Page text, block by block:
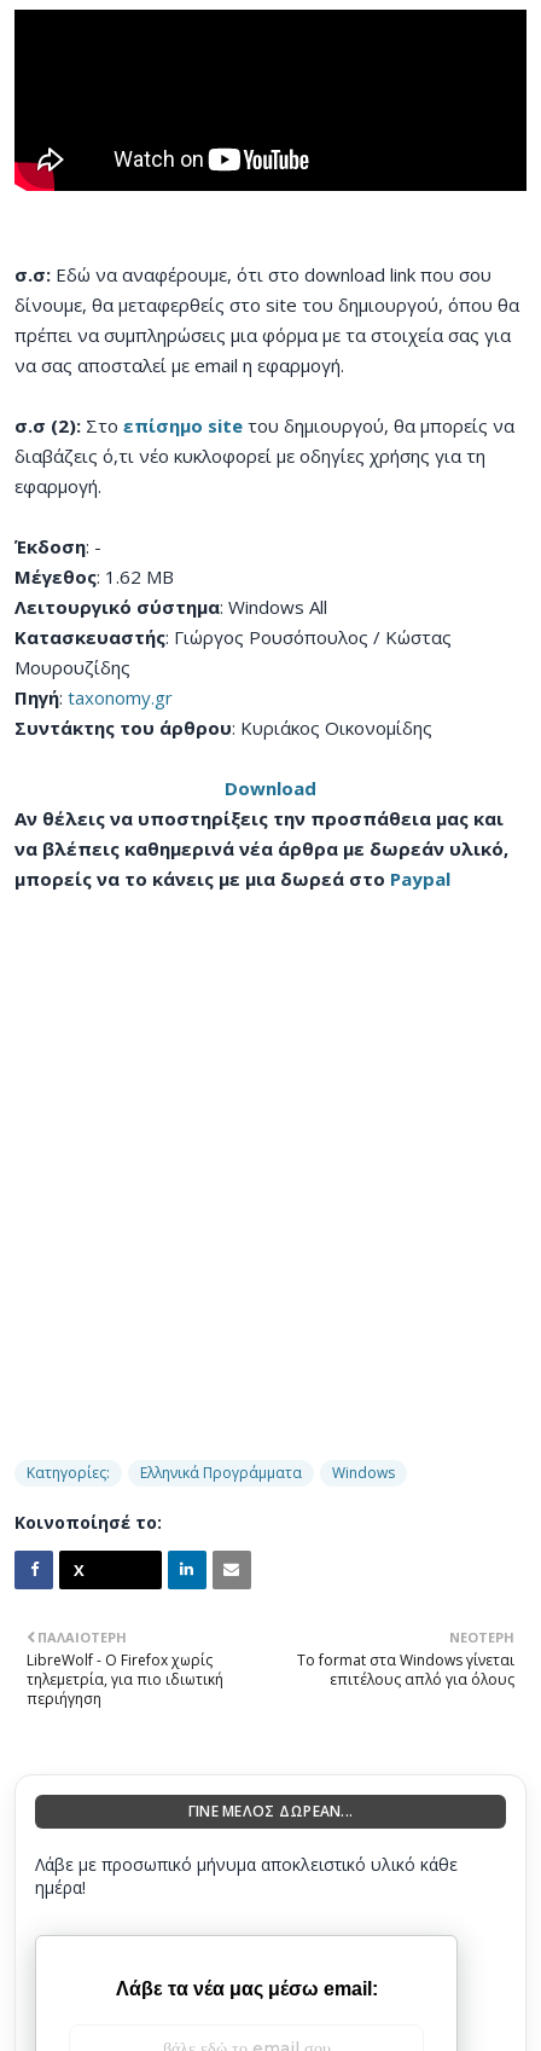
σ.σ: Εδώ να αναφέρουμε, ότι στο download link που σου
δίνουμε, θα μεταφερθείς στο site του δημιουργού, όπου θα
πρέπει να συμπληρώσεις μια φόρμα με τα στοιχεία σας για
να σας αποσταλεί με email η εφαρμογή.
σ.σ (2): Στο επίσημο site του δημιουργού, θα μπορείς να
διαβάζεις ό,τι νέο κυκλοφορεί με οδηγίες χρήσης για τη
εφαρμογή.
Έκδοση: -
Μέγεθος: 1.62 MB
Λειτουργικό σύστημα: Windows All
Κατασκευαστής: Γιώργος Ρουσόπουλος / Κώστας
Μουρουζίδης
Πηγή: taxonomy.gr
Συντάκτης του άρθρου: Κυριάκος Οικονομίδης
Download
Αν θέλεις να υποστηρίξεις την προσπάθεια μας και
να βλέπεις καθημερινά νέα άρθρα με δωρεάν υλικό,
μπορείς να το κάνεις με μια δωρεά στο Paypal
Κατηγορίες: Ελληνικά Προγράμματα Windows
Κοινοποίησέ το:
ΝΕΌΤΕΡΗ
Το format στα Windows γίνεται
επιτέλους απλό για όλους
ΠΑΛΑΙΌΤΕΡΗ
LibreWolf - Ο Firefox χωρίς
τηλεμετρία, για πιο ιδιωτική
περιήγηση
ΓΙΝΕ ΜΕΛΟΣ ΔΩΡΕΑΝ...
Λάβε με προσωπικό μήνυμα αποκλειστικό υλικό κάθε
ημέρα!
Λάβε τα νέα μας μέσω email: